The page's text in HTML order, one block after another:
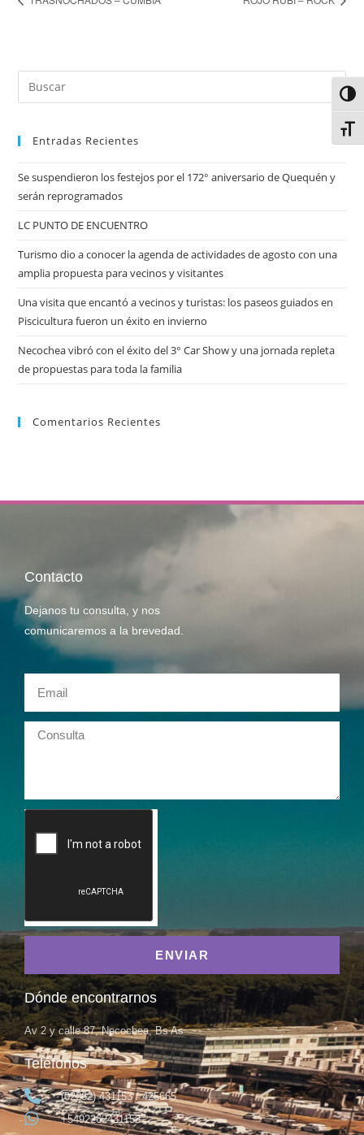
Entradas Recientes
Se suspendieron los festejos por el 172° aniversario de Quequén y
serán reprogramados
LC PUNTO DE ENCUENTRO
Turismo dio a conocer la agenda de actividades de agosto con una
amplia propuesta para vecinos y visitantes
Una visita que encantó a vecinos y turistas: los paseos guiados en
Piscicultura fueron un éxito en invierno
Necochea vibró con el éxito del 3° Car Show y una jornada repleta
de propuestas para toda la familia
Comentarios Recientes
Contacto
Dejanos tu consulta, y nos
comunicaremos a la brevedad.
ENVIAR
Dónde encontrarnos
Av 2 y calle 87, Necochea, Bs As
Teléfonos
(02262) 431153 / 425665
+5492262431153